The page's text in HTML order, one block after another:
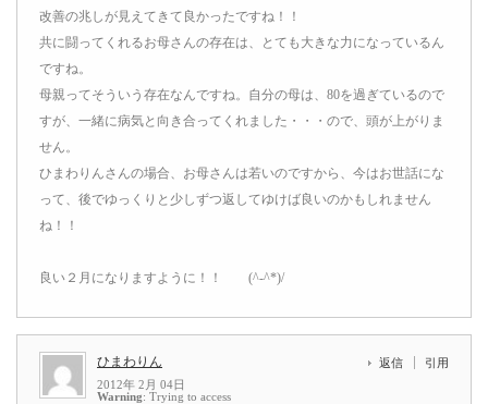
改善の兆しが見えてきて良かったですね！！
共に闘ってくれるお母さんの存在は、とても大きな力になっているん
ですね。
母親ってそういう存在なんですね。自分の母は、80を過ぎているので
すが、一緒に病気と向き合ってくれました・・・ので、頭が上がりま
せん。
ひまわりんさんの場合、お母さんは若いのですから、今はお世話にな
って、後でゆっくりと少しずつ返してゆけば良いのかもしれません
ね！！
良い２月になりますように！！ (^-^*)/
ひまわりん
2012年 2月 04日
Warning: Trying to access
返信 引用